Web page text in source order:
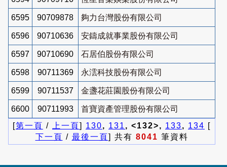
6595 90709878 夠力台灣股份有限公司
6596 90710636 安鑄成就事業股份有限公司
6597 90710690 石居伯股份有限公司
6598 90711369 永澐科技股份有限公司
6599 90711537 金盞花莊園股份有限公司
6600 90711993
首寶資產管理股份有限公司
[第一頁 / 上一頁] 130, 131 , <132>, 133, 134 [
下一頁 / 最後一頁] 共有 8041 筆資料